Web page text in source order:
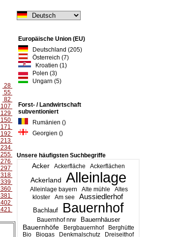
Europäische Union (EU)
Deutschland (205)
Österreich (7)
Kroatien (1)
Polen (3)
Ungarn (5)
Forst- / Landwirtschaft
subventioniert
Rumänien ()
Georgien ()
Unsere häufigsten Suchbegriffe
Acker Ackerfläche Ackerflächen
Ackerland Alleinlage
Alleinlage bayern Alte mühle
Altes
kloster
Am see Aussiedlerhof
Bachlauf Bauernhof
Bauernhof nrw Bauernhäuser
Bauernhöfe Bergbauernhof
Berghütte
Bio
Biogas Denkmalschutz Dreiseithof
28
55
82
107
129
150
171
192
213
234
255
276
297
318
339
360
381
402
421